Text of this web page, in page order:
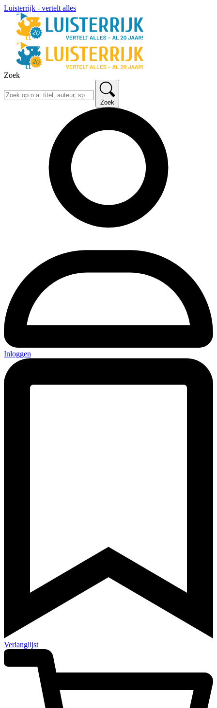
Luisterrijk - vertelt alles
Zoek
Zoek
Inloggen
Verlanglijst